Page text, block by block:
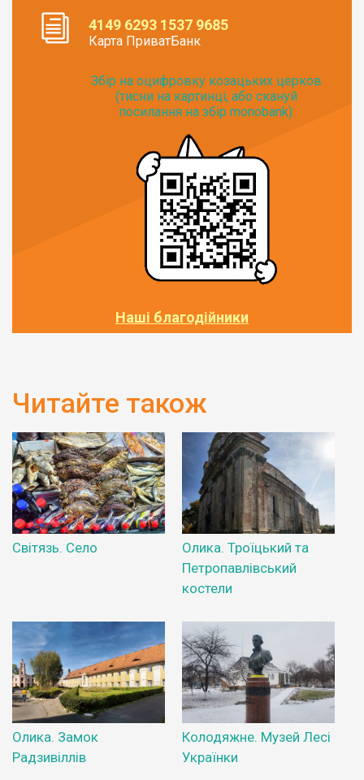
4149 6293 1537 9685
Карта ПриватБанк
Збір на оцифровку козацьких церков
(тисни на картинці, або скануй
посилання на збір monobank):
Наші благодійники
Читайте також
Світязь. Село
Олика. Троїцький та
Петропавлівський
костели
Олика. Замок
Радзивіллів
Колодяжне. Музей Лесі
Українки